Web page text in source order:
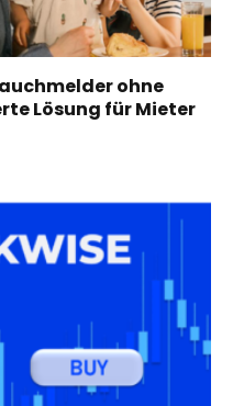
ohne
Lösung für Mieter